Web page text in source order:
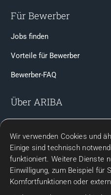
Für Bewerber
Jobs finden
Vorteile für Bewerber
Bewerber-FAQ
Über ARIBA
Kontakt
Rechtliches
Wir verwenden Cookies und
Einige sind technisch
funktioniert. Weitere Dienste
Einwilligung, zum Beispiel für
Komfortfunktionen oder